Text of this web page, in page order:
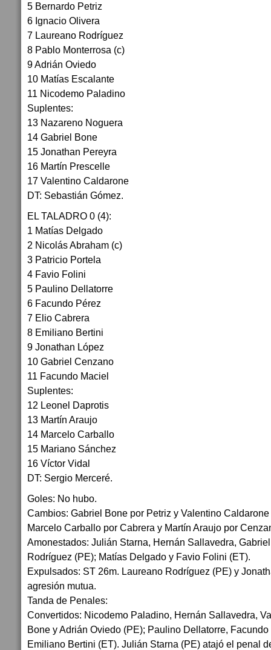
5 Bernardo Petriz
6 Ignacio Olivera
7 Laureano Rodríguez
8 Pablo Monterrosa (c)
9 Adrián Oviedo
10 Matías Escalante
11 Nicodemo Paladino
Suplentes:
13 Nazareno Noguera
14 Gabriel Bone
15 Jonathan Pereyra
16 Martín Prescelle
17 Valentino Caldarone
DT: Sebastián Gómez.
EL TALADRO 0 (4):
1 Matías Delgado
2 Nicolás Abraham (c)
3 Patricio Portela
4 Favio Folini
5 Paulino Dellatorre
6 Facundo Pérez
7 Elio Cabrera
8 Emiliano Bertini
9 Jonathan López
10 Gabriel Cenzano
11 Facundo Maciel
Suplentes:
12 Leonel Daprotis
13 Martín Araujo
14 Marcelo Carballo
15 Mariano Sánchez
16 Víctor Vidal
DT: Sergio Merceré.
Goles: No hubo.
Cambios: Gabriel Bone por Petriz y Valentino
Marcelo Carballo por Cabrera y Martín Araujo por
Amonestados: Julián Starna, Hernán Sallavedra,
Rodríguez (PE); Matías Delgado y Favio Folini (ET).
Expulsados: ST 26m. Laureano Rodríguez (PE) y
agresión mutua.
Tanda de Penales:
Convertidos: Nicodemo Paladino, Hernán Sallavedra,
Bone y Adrián Oviedo (PE); Paulino Dellatorre,
Emiliano Bertini (ET). Julián Starna (PE) atajó el penal